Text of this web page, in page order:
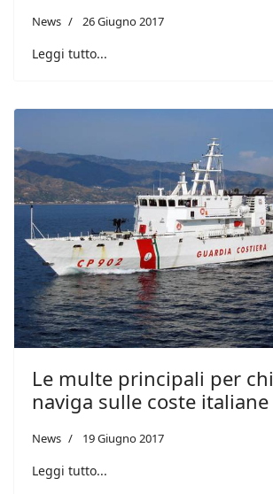
News 26 Giugno 2017
Leggi tutto...
Le multe principali per chi
naviga sulle coste italiane
News 19 Giugno 2017
Leggi tutto...